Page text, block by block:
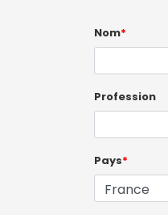
Nom*
Profession
Pays*